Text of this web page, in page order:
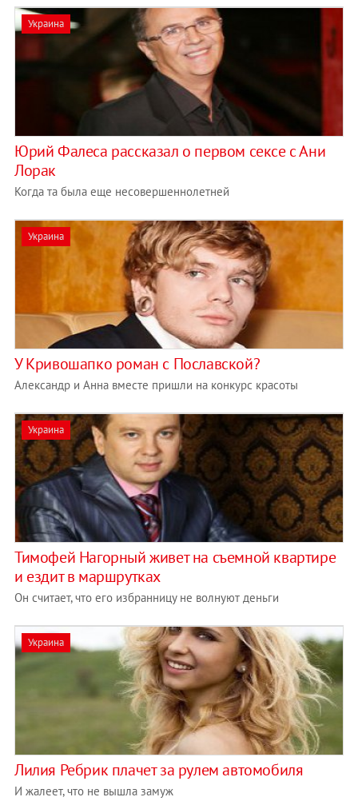
Украина
Юрий Фалеса рассказал о первом сексе с Ани
Лорак
Когда та была еще несовершеннолетней
Украина
У Кривошапко роман с Пославской?
Александр и Анна вместе пришли на конкурс красоты
Украина
Тимофей Нагорный живет на съемной квартире
и ездит в маршрутках
Он считает, что его избранницу не волнуют деньги
Украина
Лилия Ребрик плачет за рулем автомобиля
И жалеет, что не вышла замуж